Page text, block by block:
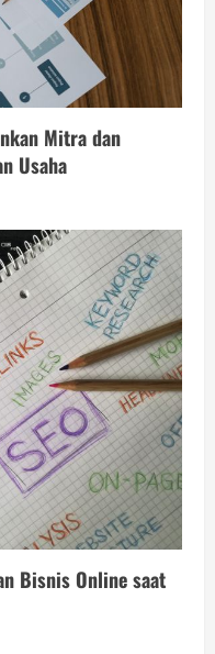
Mitra dan
Usaha
Bisnis Online saat